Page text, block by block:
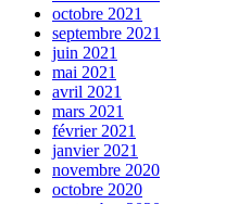
octobre 2021
septembre 2021
juin 2021
mai 2021
avril 2021
mars 2021
février 2021
janvier 2021
novembre 2020
octobre 2020